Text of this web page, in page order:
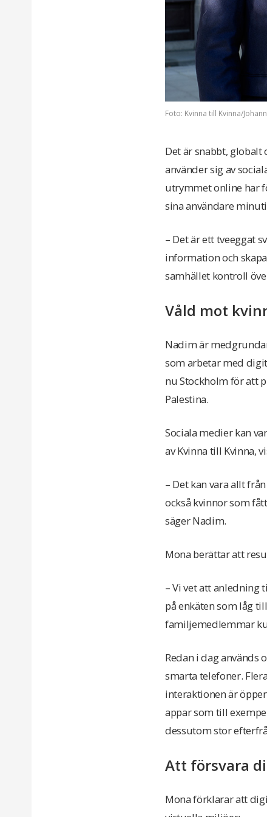
Foto: Kvinna till Kvinna/
Det är snabbt,
använder sig av
utrymmet online har
sina användare
– Det är ett tveeggat
information och
samhället kontroll
Våld mot
Nadim är
som arbetar med
nu Stockholm för att
Palestina.
Sociala medier kan
av Kvinna till Kvinna,
– Det kan vara allt
också kvinnor som
säger Nadim.
Mona berättar att
– Vi vet att anledning
på enkäten som låg
familjemedlemmar
Redan i dag används
smarta telefoner.
interaktionen är
appar som till
dessutom stor
Att försvara
Mona förklarar att